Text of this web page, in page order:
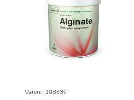
Varenr: 108839